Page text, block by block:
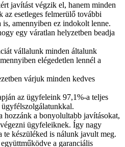
javítást végzik el, hanem minden
az esetleges felmerülő további
is, amennyiben ez indokolt lenne.
egy váratlan helyzetben beadja
vállalunk minden általunk
elégedetlen lennél a
várjuk minden kedves
az ügyfeleink 97,1%-a teljes
hozzánk a bonyolultabb javításokat,
ügyfeleiknek. Így nagy
te készüléked is nálunk javult meg.
a garanciális